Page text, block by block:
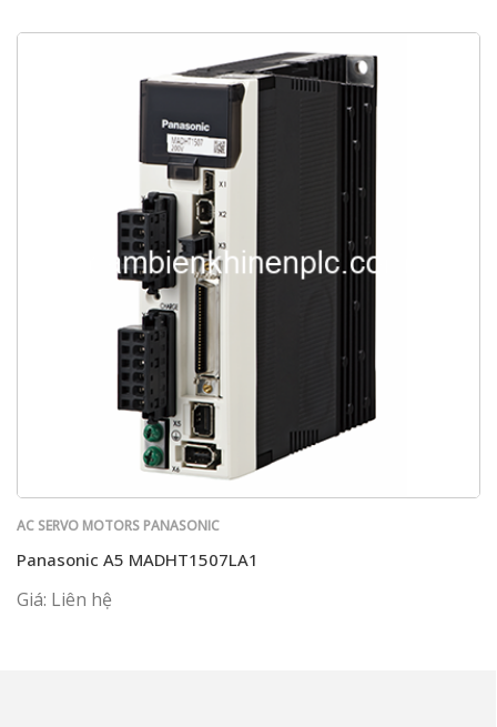
AC SERVO MOTORS PANASONIC
Panasonic A5 MADHT1507LA1
Giá: Liên hệ